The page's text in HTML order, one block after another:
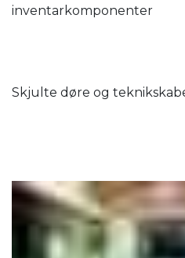
inventarkomponenter
Skjulte døre og